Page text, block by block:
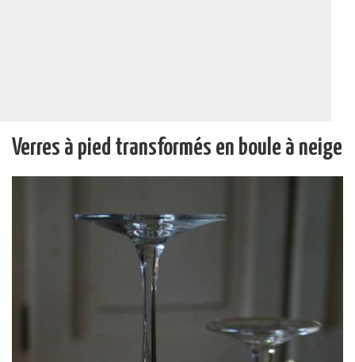
Verres à pied transformés en boule à neige